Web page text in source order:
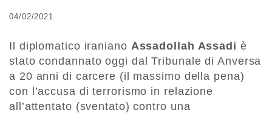
04/02/2021
Il diplomatico iraniano Assadollah Assadi è
stato condannato oggi dal Tribunale di Anversa
a 20 anni di carcere (il massimo della pena)
con l’accusa di terrorismo in relazione
all’attentato (sventato) contro una